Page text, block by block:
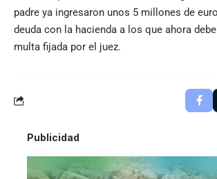
padre ya ingresaron unos 5 millones de
deuda con la hacienda a los que ahora
multa fijada por el juez.
Publicidad